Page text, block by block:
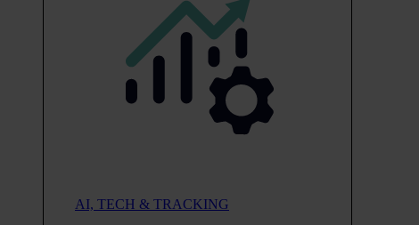
AI, TECH & TRACKING